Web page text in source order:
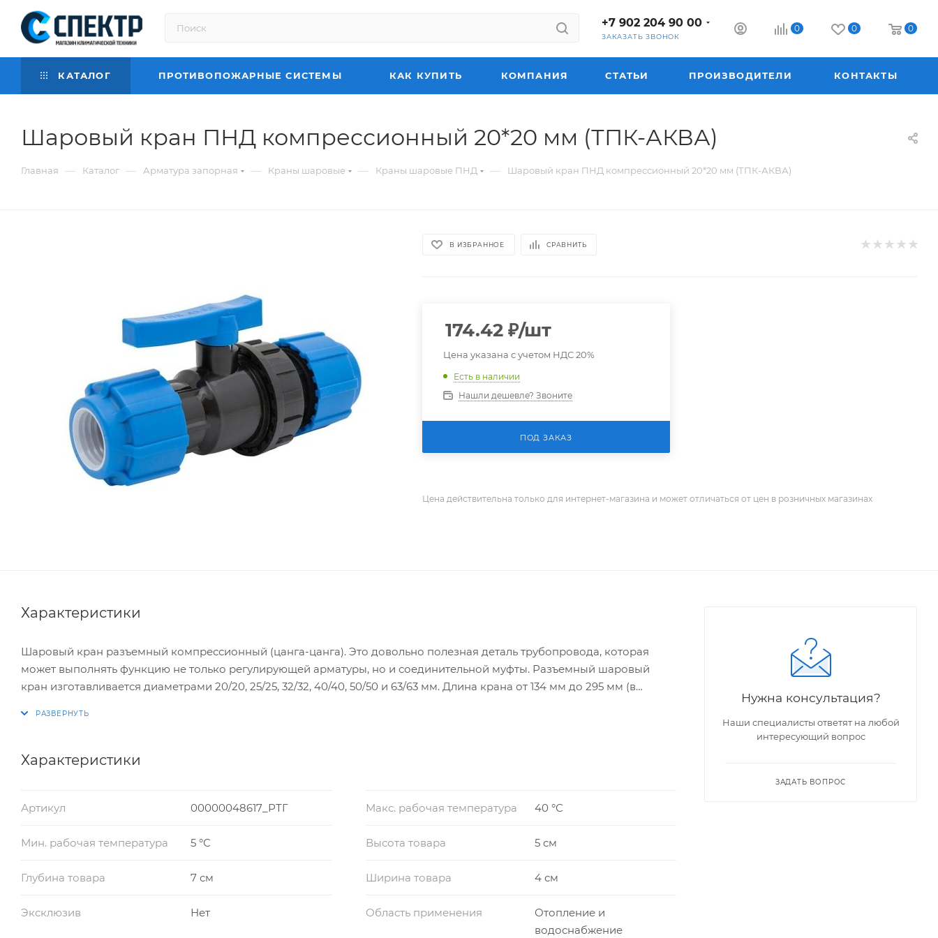
+7 902 204 90 00
ЗАКАЗАТЬ ЗВОНОК
0 0 0
КАТАЛОГ ПРОТИВОПОЖАРНЫЕ СИСТЕМЫ КАК КУПИТЬ КОМПАНИЯ СТАТЬИ ПРОИЗВОДИТЕЛИ КОНТАКТЫ
Шаровый кран ПНД компрессионный 20*20 мм (ТПК-АКВА)
Главная — Каталог — Арматура запорная — Краны шаровые — Краны шаровые ПНД — Шаровый кран ПНД компрессионный 20*20 мм (ТПК-АКВА)
В ИЗБРАННОЕ СРАВНИТЬ
174.42 ₽/шт
Цена указана с учетом НДС 20%
Есть в наличии
Нашли дешевле? Звоните
ПОД ЗАКАЗ
Цена действительна только для интернет-магазина и может отличаться от цен в розничных магазинах
Характеристики
Шаровый кран разъемный компрессионный (цанга-цанга). Это довольно полезная деталь трубопровода, которая
может выполнять функцию не только регулирующей арматуры, но и соединительной муфты. Разъемный шаровый
кран изготавливается диаметрами 20/20, 25/25, 32/32, 40/40, 50/50 и 63/63 мм. Длина крана от 134 мм до 295 мм (в
Характеристики
Артикул 00000048617_РТГ Макс. рабочая температура 40 °С
Мин. рабочая температура 5 °С Высота товара 5 см
Глубина товара 7 см Ширина товара 4 см
Эксклюзив Нет Область применения
Отопление и
водоснабжение
Нужна консультация?
Наши специалисты ответят на любой
интересующий вопрос
ЗАДАТЬ ВОПРОС